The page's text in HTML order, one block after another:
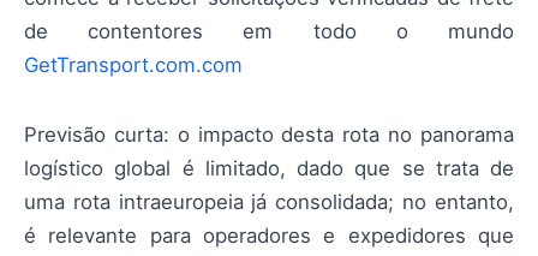
de contentores em todo o mundo
GetTransport.com.com
Previsão curta: o impacto desta rota no panorama
logístico global é limitado, dado que se trata de
uma rota intraeuropeia já consolidada; no entanto,
é relevante para operadores e expedidores que